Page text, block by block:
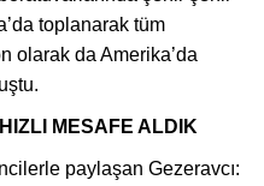
toplanarak tüm
olarak da Amerika’da
MESAFE ALDIK
paylaşan Gezeravcı: